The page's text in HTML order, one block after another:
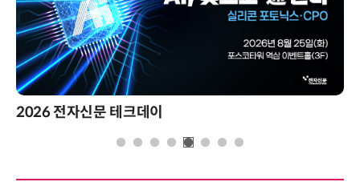
2026 전자신문 테크데이